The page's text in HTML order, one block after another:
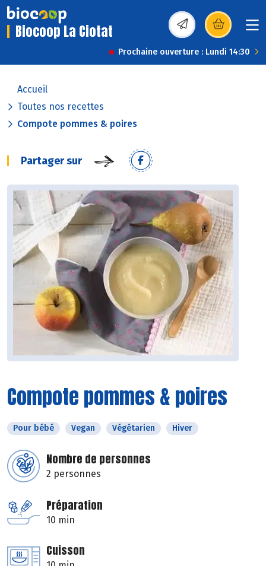
Biocoop La Ciotat (s’ouvre dans une
Prochaine ouverture : Lundi 14:30
Accueil
Toutes nos recettes
Compote pommes & poires
Partager sur
Compote pommes & poires
Pour bébé Vegan Végétarien Hiver
Nombre de personnes
2 personnes
Préparation
10 min
Cuisson